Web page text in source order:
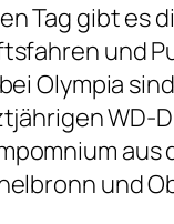
Tag gibt es
und
Olympia
WD-
und